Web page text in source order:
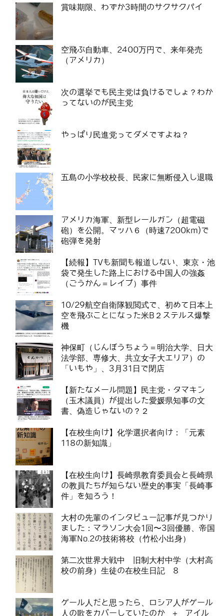
賞味期限、わずか3時間のサクサクパイ
空飛ぶ自動車、2400万円で、来年発売
（アメリカ）
次の選挙でも民主党は負けるでしょ？わか
ってないのが民主党
やっぱり民進党ってダメですよね？
五島の小学校校長、民家に無断侵入し退職
アメリカ海軍、新型レールガン（超電磁
砲）を公開。マッハ６（時速7200km)で
砲弾を発射
【続報】TVも新聞も報道しない、東京・池
袋で発生した路上における中国人の強姦
（ごうかん＝レイプ）事件
10/29航空自衛隊観閲式で、初めて日本上
空を飛ぶことになった米B２ステルス爆撃
機
神保町（じんぼうちょう＝明治大学、日大
法学部、専修大、共立女子大エリア）の
「いもや」、3月31日で閉店
【新たなメール問題】民主党・タマキン
（玉木議員）が提出した愛媛県知事の文
書、偽造じゃないの？２
【在校生向け】化学選択者向け：「元素
118の新知識」
【在校生向け】長崎県教育委員会と長崎県
の教員たちが知らない歴史的事実「長崎事
件」を知ろう！
大村の先輩のインタビュー記事が見つかり
ました：マラソン大会1回〜3回優勝、帝国
海軍No.2の技術将校（竹松小出身）
第二次世界大戦中 旧制大村中学（大村高
校の前身）生徒の在校生日記 8
ゲール人だと思ったら、ロシア人がゲール
人の歌をカバーしていたのか ＋ アイル